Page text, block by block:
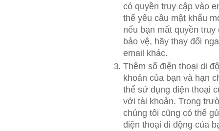
có quyền truy cập vào
thể yêu cầu mật khẩu
nếu bạn mất quyền
bảo vệ, hãy thay đổi
email khác.
Thêm số điện thoại di
khoản của bạn và hạn
thể sử dụng điện thoại
với tài khoản. Trong
chúng tôi cũng có thể
điện thoại di động của